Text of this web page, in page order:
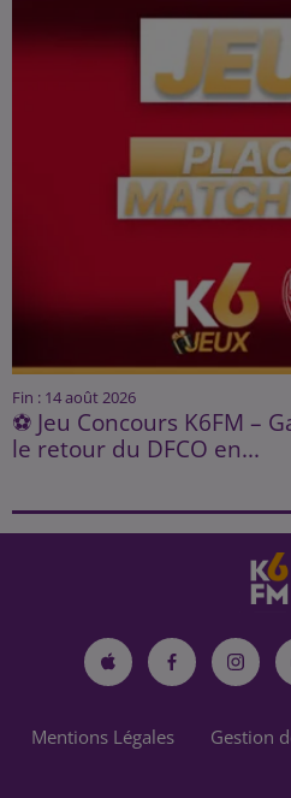
Fin : 14 août 2026
⚽ Jeu Concours K6FM –
le retour du DFCO en...
Mentions Légales Gestion